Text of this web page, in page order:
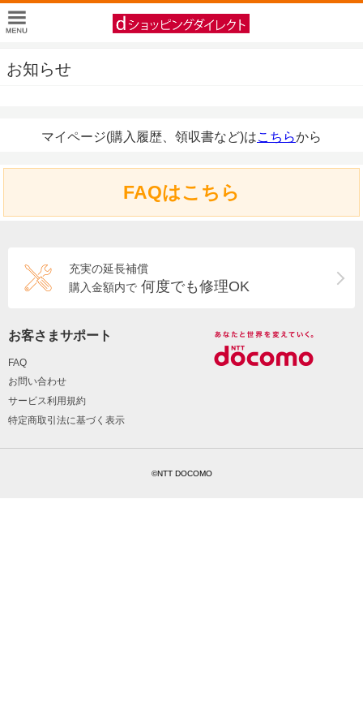
お知らせ
マイページ(購入履歴、領収書など)はこちらから
FAQはこちら
充実の延長補償
購入金額内で 何度でも修理OK
お客さまサポート
FAQ
お問い合わせ
サービス利用規約
特定商取引法に基づく表示
©NTT DOCOMO